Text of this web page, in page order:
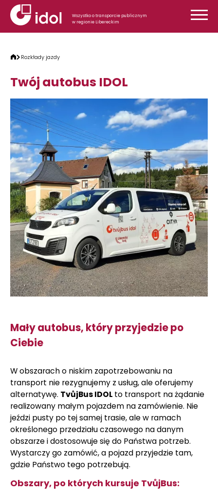
Przejdź do treści
Wszystko o transporcie publicznym
w regionie Libereckim
Rozkłady jazdy
Twój autobus IDOL
Mały autobus, który przyjedzie po
Ciebie
W obszarach o niskim zapotrzebowaniu na
transport nie rezygnujemy z usług, ale oferujemy
alternatywę. TvůjBus IDOL to transport na żądanie
realizowany małym pojazdem na zamówienie. Nie
jeździ pusty po tej samej trasie, ale w ramach
określonego przedziału czasowego na danym
obszarze i dostosowuje się do Państwa potrzeb.
Wystarczy go zamówić, a pojazd przyjedzie tam,
gdzie Państwo tego potrzebują.
Obszary, po których kursuje TvůjBus: